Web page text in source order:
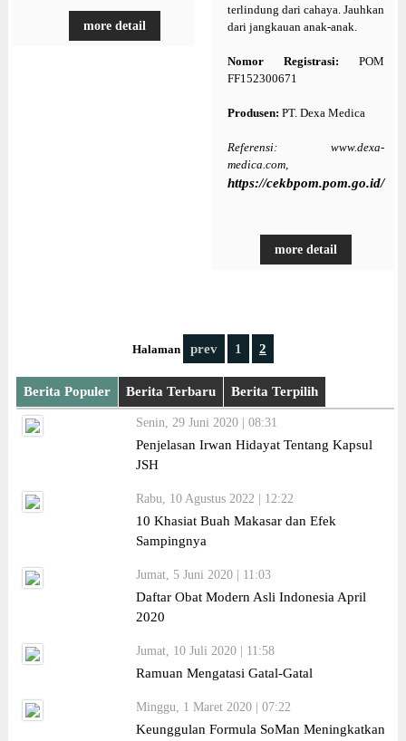
more detail
terlindung dari cahaya. Jauhkan
dari jangkauan anak-anak.
Nomor Registrasi: POM
FF152300671
Produsen: PT. Dexa Medica
Referensi: www.dexa-
medica.com,
https://cekbpom.pom.go.id/
more detail
Halaman prev 1 2
Berita Populer Berita Terbaru Berita Terpilih
Senin, 29 Juni 2020 | 08:31
Penjelasan Irwan Hidayat Tentang Kapsul
JSH
Rabu, 10 Agustus 2022 | 12:22
10 Khasiat Buah Makasar dan Efek
Sampingnya
Jumat, 5 Juni 2020 | 11:03
Daftar Obat Modern Asli Indonesia April
2020
Jumat, 10 Juli 2020 | 11:58
Ramuan Mengatasi Gatal-Gatal
Minggu, 1 Maret 2020 | 07:22
Keunggulan Formula SoMan Meningkatkan